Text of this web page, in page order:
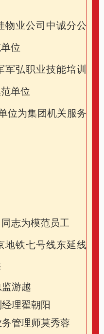
物业公司中诚分公
位
军弘职业技能培训
单位
位为集团机关服务
志为模范员工
地铁七号线东延线
游越
理翟朝阳
管理师莫秀蓉